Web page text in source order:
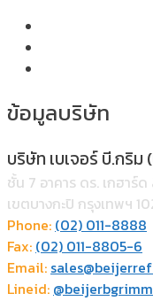
ข้อมูลบริษัท
บริษัท เบเจอร์ บี.กริม
ชั้น 7 อาคาร ดร. เกฮาร์
เขตบางกะปิ กรุงเทพฯ
Phone: (02) 011-8888
Fax: (02) 011-8805-6
Email:
Lineid: @beijerbgrimm